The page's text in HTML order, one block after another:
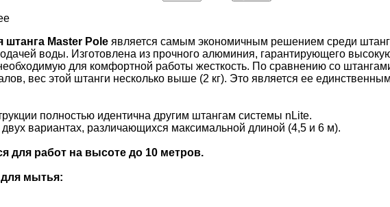
Master Pole является самым экономичным решением среди
воды. Изготовлена из прочного алюминия, гарантирующего
для комфортной работы жесткость. По сравнению со
вес этой штанги несколько выше (2 кг). Это является ее
полностью идентична другим штангам системы nLite.
двух вариантах, различающихся максимальной длиной (4,5 и 6 м).
для работ на высоте до 10 метров.
мытья: